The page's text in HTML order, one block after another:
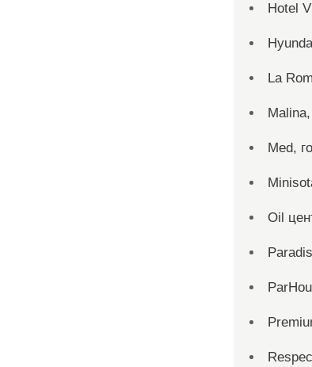
Hotel
La
Med,
Oil